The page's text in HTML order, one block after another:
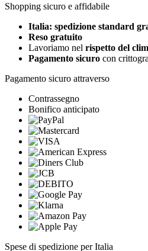
Shopping sicuro e affidabile
Italia: spedizione standard
Reso gratuito
Lavoriamo nel rispetto del
Pagamento sicuro con
Pagamento sicuro attraverso
Contrassegno
Bonifico anticipato
Spese di spedizione per Italia